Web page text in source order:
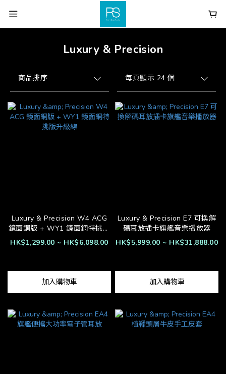
Luxury & Precision
商品排序 每頁顯示 24 個
Luxury & Precision W4 ACG
鏡面銅版 + WY1 鏡面銅特挑版
升級線
HK$1,299.00 ~ HK$6,098.00
加入購物車
Luxury & Precision E7 可換解
碼耳放插卡旗艦音樂播放器
HK$5,999.00 ~ HK$31,888.00
加入購物車